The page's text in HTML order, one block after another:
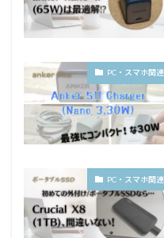
PC・スマホ関連
PC・スマホ関連